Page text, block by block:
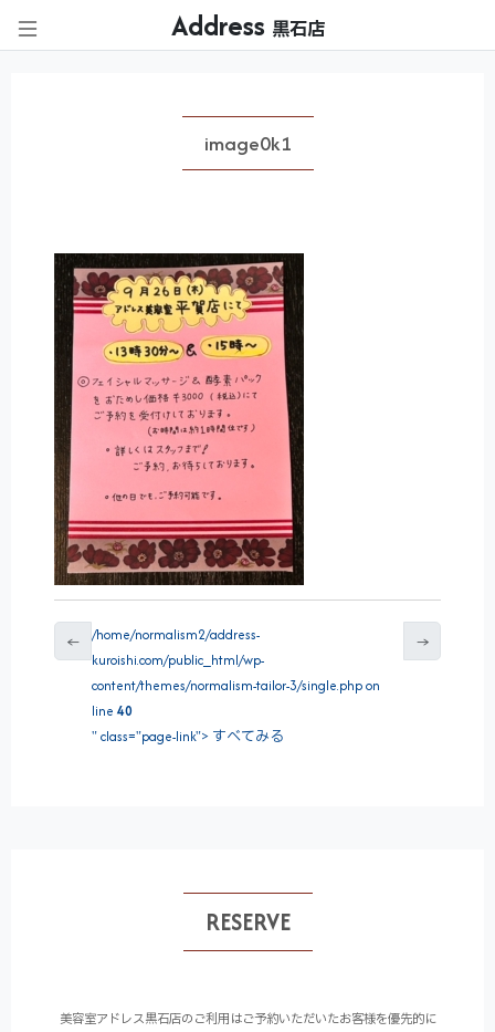
Address 黒石店
image0k1
←
/home/normalism2/address-
kuroishi.com/public_html/wp-
content/themes/normalism-tailor-3/single.php on
line40
" class="page-link"> すべてみる
→
RESERVE
美容室アドレス黒石店のご利用はご予約いただいたお客様を優先的に